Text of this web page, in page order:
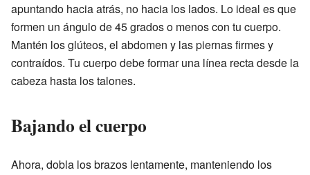
apuntando hacia atrás, no hacia los lados. Lo ideal es que
formen un ángulo de 45 grados o menos con tu cuerpo.
Mantén los glúteos, el abdomen y las piernas firmes y
contraídos. Tu cuerpo debe formar una línea recta desde la
cabeza hasta los talones.
Bajando el cuerpo
Ahora, dobla los brazos lentamente, manteniendo los